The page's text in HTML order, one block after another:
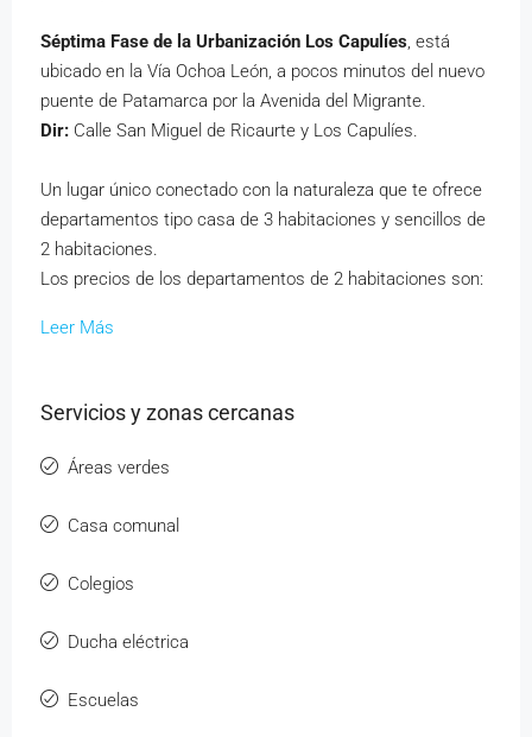
Séptima Fase de la Urbanización Los Capulíes, está
ubicado en la Vía Ochoa León, a pocos minutos del nuevo
puente de Patamarca por la Avenida del Migrante.
Dir: Calle San Miguel de Ricaurte y Los Capulíes.
Un lugar único conectado con la naturaleza que te ofrece
departamentos tipo casa de 3 habitaciones y sencillos de
2 habitaciones.
Los precios de los departamentos de 2 habitaciones son:
Leer Más
Servicios y zonas cercanas
Áreas verdes
Casa comunal
Colegios
Ducha eléctrica
Escuelas